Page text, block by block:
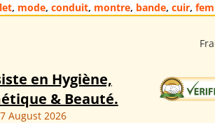
, mode, conduit, montre, bande, cuir,
en Hygiène,
& Beauté.
August 2026